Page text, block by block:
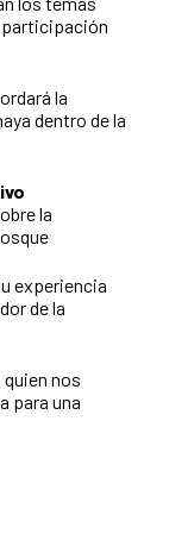
la
dentro de la
la
experiencia
de la
quien nos
para una